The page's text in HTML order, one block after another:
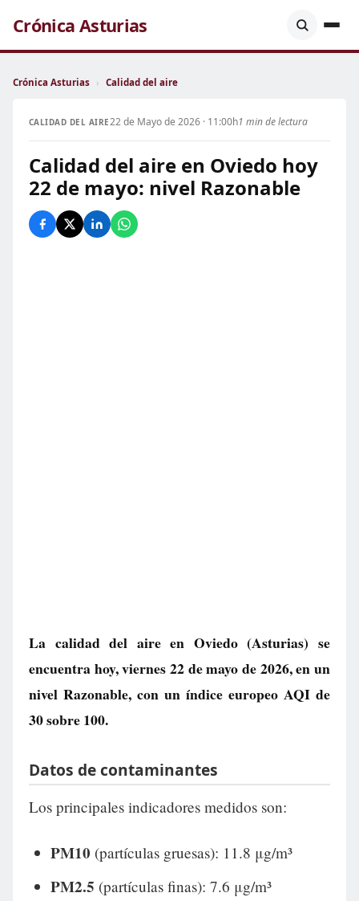
Crónica Asturias
Crónica Asturias › Calidad del aire
CALIDAD DEL AIRE22 de Mayo de 2026 · 11:00h1 min de lectura
Calidad del aire en Oviedo hoy
22 de mayo: nivel Razonable
La calidad del aire en Oviedo(Asturias) se
encuentra hoy, viernes 22 de mayo de 2026, en un
nivel Razonable, con un índice europeo AQI de
30sobre 100.
Datos de contaminantes
Los principales indicadores medidos son:
PM10 (partículas gruesas): 11.8 μg/m³
PM2.5 (partículas finas): 7.6 μg/m³